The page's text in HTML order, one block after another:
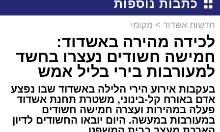
כתבות נוספות
חדשות אשדוד > מקומי
לכידה מהירה באשדוד:
חמישה חשודים נעצרו בחשד
למעורבות בירי בליל אמש
בעקבות אירוע הירי הלילה באשדוד שבו נפצע
אדם באורח קל-בינוני, משטרת תחנת אשדוד
פעלה במהירות ועצרה חמישה חשודים
במעורבות במעשה. היום יובאו החשודים לדיון